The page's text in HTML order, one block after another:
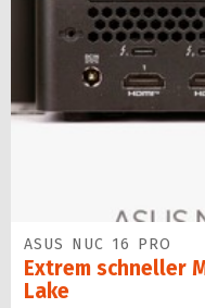
ASUS NUC 16 PRO
Extrem schneller
Lake